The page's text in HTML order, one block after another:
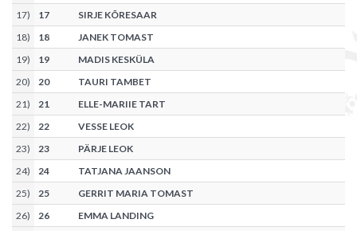
17) 17
SIRJE KÕRESAAR
18) 18
JANEK TOMAST
19) 19
MADIS KESKÜLA
20) 20
TAURI TAMBET
21) 21
ELLE-MARIIE TART
22) 22
VESSE LEOK
23) 23
PÄRJE LEOK
24) 24
TATJANA JAANSON
25) 25
GERRIT MARIA TOMAST
26) 26
EMMA LANDING